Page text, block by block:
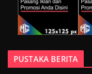
PUSTAKA BERITA